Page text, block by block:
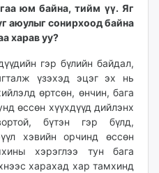
юм байна, тийм үү. Яг
аюулыг сонирхоод байна
харав уу?
гэр бүлийн байдал,
үзэхэд эцэг эх нь
өртсөн, өнчин, бага
өссөн хүүхдүүд дийлэнх
бүтэн гэр бүлд,
хэвийн орчинд өссөн
хэрэглээ тун бага
харахад хар тамхинд